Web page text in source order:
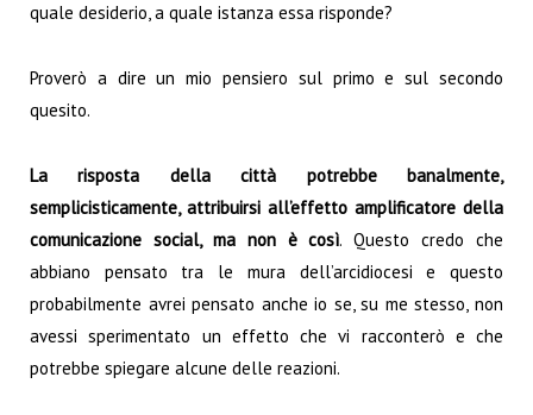
quale desiderio, a quale istanza essa risponde?
Proverò a dire un mio pensiero sul primo e sul secondo
quesito.
La risposta della città potrebbe banalmente,
semplicisticamente, attribuirsi all’effetto amplificatore della
comunicazione social, ma non è così. Questo credo che
abbiano pensato tra le mura dell’arcidiocesi e questo
probabilmente avrei pensato anche io se, su me stesso, non
avessi sperimentato un effetto che vi racconterò e che
potrebbe spiegare alcune delle reazioni.